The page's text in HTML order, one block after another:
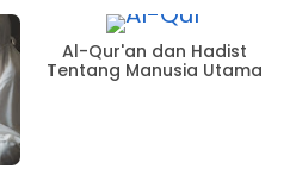
Al-Qur'an dan Hadist
Tentang Manusia Utama